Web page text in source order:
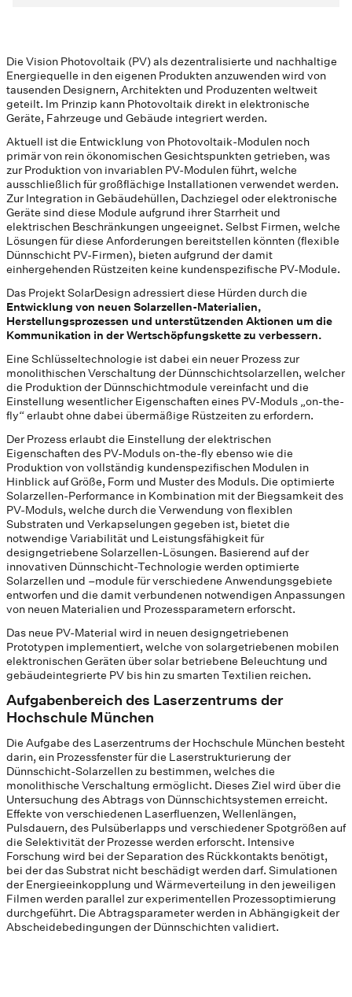
Die Vision Photovoltaik (PV) als dezentralisierte und nachhaltige
Energiequelle in den eigenen Produkten anzuwenden wird von
tausenden Designern, Architekten und Produzenten weltweit
geteilt. Im Prinzip kann Photovoltaik direkt in elektronische
Geräte, Fahrzeuge und Gebäude integriert werden.
Aktuell ist die Entwicklung von Photovoltaik-Modulen noch
primär von rein ökonomischen Gesichtspunkten getrieben, was
zur Produktion von invariablen PV-Modulen führt, welche
ausschließlich für großflächige Installationen verwendet werden.
Zur Integration in Gebäudehüllen, Dachziegel oder elektronische
Geräte sind diese Module aufgrund ihrer Starrheit und
elektrischen Beschränkungen ungeeignet. Selbst Firmen, welche
Lösungen für diese Anforderungen bereitstellen könnten (flexible
Dünnschicht PV-Firmen), bieten aufgrund der damit
einhergehenden Rüstzeiten keine kundenspezifische PV-Module.
Das Projekt SolarDesign adressiert diese Hürden durch die
Entwicklung von neuen Solarzellen-Materialien,
Herstellungsprozessen und unterstützenden Aktionen um die
Kommunikation in der Wertschöpfungskette zu verbessern.
Eine Schlüsseltechnologie ist dabei ein neuer Prozess zur
monolithischen Verschaltung der Dünnschichtsolarzellen, welcher
die Produktion der Dünnschichtmodule vereinfacht und die
Einstellung wesentlicher Eigenschaften eines PV-Moduls „on-the-
fly“ erlaubt ohne dabei übermäßige Rüstzeiten zu erfordern.
Der Prozess erlaubt die Einstellung der elektrischen
Eigenschaften des PV-Moduls on-the-fly ebenso wie die
Produktion von vollständig kundenspezifischen Modulen in
Hinblick auf Größe, Form und Muster des Moduls. Die optimierte
Solarzellen-Performance in Kombination mit der Biegsamkeit des
PV-Moduls, welche durch die Verwendung von flexiblen
Substraten und Verkapselungen gegeben ist, bietet die
notwendige Variabilität und Leistungsfähigkeit für
designgetriebene Solarzellen-Lösungen. Basierend auf der
innovativen Dünnschicht-Technologie werden optimierte
Solarzellen und –module für verschiedene Anwendungsgebiete
entworfen und die damit verbundenen notwendigen Anpassungen
von neuen Materialien und Prozessparametern erforscht.
Das neue PV-Material wird in neuen designgetriebenen
Prototypen implementiert, welche von solargetriebenen mobilen
elektronischen Geräten über solar betriebene Beleuchtung und
gebäudeintegrierte PV bis hin zu smarten Textilien reichen.
Aufgabenbereich des Laserzentrums der
Hochschule München
Die Aufgabe des Laserzentrums der Hochschule München besteht
darin, ein Prozessfenster für die Laserstrukturierung der
Dünnschicht-Solarzellen zu bestimmen, welches die
monolithische Verschaltung ermöglicht. Dieses Ziel wird über die
Untersuchung des Abtrags von Dünnschichtsystemen erreicht.
Effekte von verschiedenen Laserfluenzen, Wellenlängen,
Pulsdauern, des Pulsüberlapps und verschiedener Spotgrößen auf
die Selektivität der Prozesse werden erforscht. Intensive
Forschung wird bei der Separation des Rückkontakts benötigt,
bei der das Substrat nicht beschädigt werden darf. Simulationen
der Energieeinkopplung und Wärmeverteilung in den jeweiligen
Filmen werden parallel zur experimentellen Prozessoptimierung
durchgeführt. Die Abtragsparameter werden in Abhängigkeit der
Abscheidebedingungen der Dünnschichten validiert.